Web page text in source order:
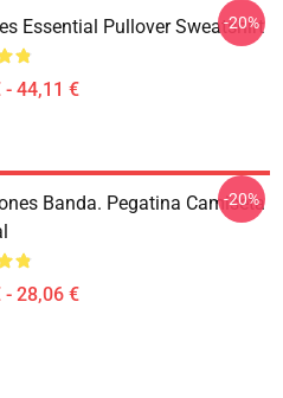
Essential Pullover Sweatshirt
- 44,11 €
-20%
Banda. Pegatina Camiseta
- 28,06 €
-20%